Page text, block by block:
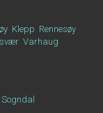
Klepp Rennesøy
Varhaug
Sogndal